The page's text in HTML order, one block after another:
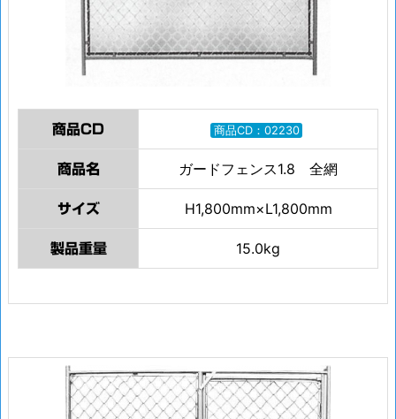
商品CD 商品CD：02230
商品名 ガードフェンス1.8 全網
サイズ H1,800mm×L1,800mm
製品重量 15.0kg